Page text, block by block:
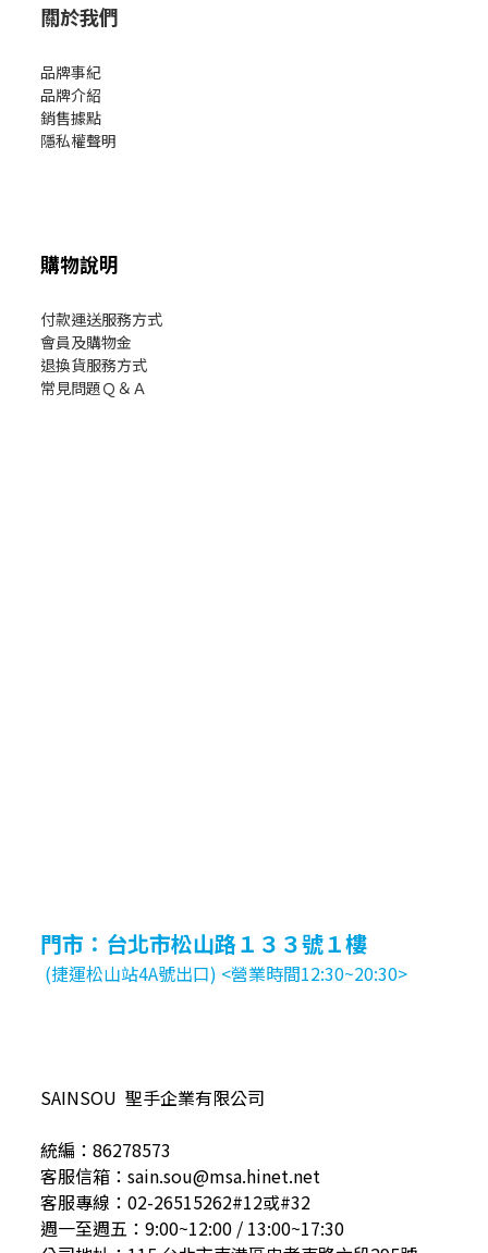
關於我們
品牌事紀
品牌介紹
銷售據點
隱私權聲明
購物說明
付款運送服務方式
會員及購物金
退換貨服務方式
常見問題Ｑ＆Ａ
門市：台北市松山路１３３號１樓
(捷運松山站4A號出口) <營業時間12:30~20:30>
SAINSOU 聖手企業有限公司
統編：86278573
客服信箱：sain.sou@msa.hinet.net
客服專線：02-26515262#12或#32
週一至週五：9:00~12:00 / 13:00~17:30